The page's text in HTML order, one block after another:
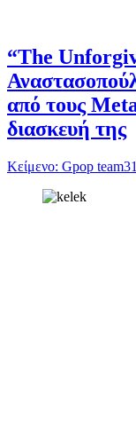
“The
από τους
διασκευή της
Κείμενο: Gpop team